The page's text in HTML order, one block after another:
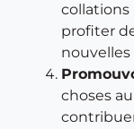
collations
profiter
nouvelles
choses